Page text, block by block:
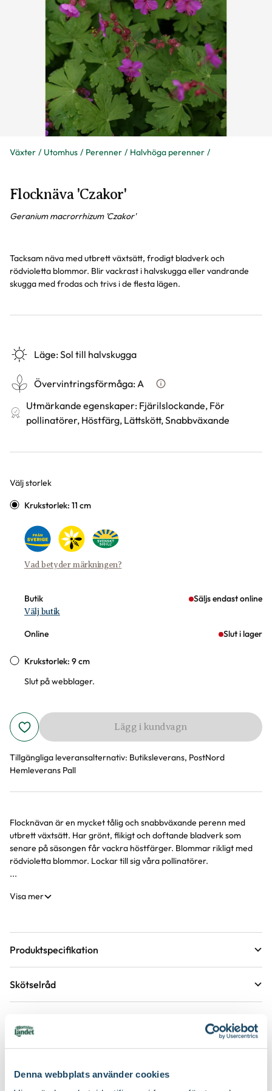
Denna webbplats använder cookies
Växter Utomhus Perenner Halvhöga perenner
Flocknäva 'Czakor'
Geranium macrorrhizum 'Czakor'
Tacksam näva med utbrett växtsätt, frodigt bladverk och
rödvioletta blommor. Blir vackrast i halvskugga eller vandrande
skugga med frodas och trivs i de flesta lägen.
Läge:Sol till halvskugga
Övervintringsförmåga:A Vad betyder
Utmärkande egenskaper: Fjärilslockande, För
pollinatörer, Höstfärg, Lättskött, Snabbväxande
Välj storlek
Varianter
Krukstorlek: 11 cm
Vad betyder märkningen?
Butik Säljs endast online
Välj butik
Online Slut i lager
Krukstorlek: 9 cm
Slut på webblager.
Lägg i kundvagn
Tillgängliga leveransalternativ: Butiksleverans, PostNord
Hemleverans Pall
Produktinformation
Flocknävan är en mycket tålig och snabbväxande perenn med
utbrett växtsätt. Har grönt, flikigt och doftande bladverk som
senare på säsongen får vackra höstfärger. Blommar rikligt med
rödvioletta blommor. Lockar till sig våra pollinatörer.
...
Visa mer
Produktspecifikation
Krukstorlek
Växtsätt
Blomfärg Lila, Röd
Skötselråd
Övervintringsförmåga A Vad betyder övervintringsförmåga?
Antal per kvm 5 plantor
tillväxt
torra perioder.
Köp till för ett lyckat resultat